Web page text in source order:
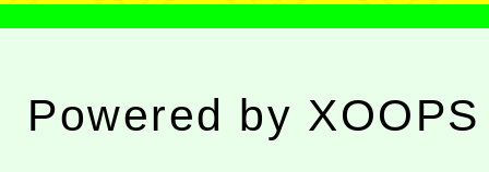
Powered by XOOPS